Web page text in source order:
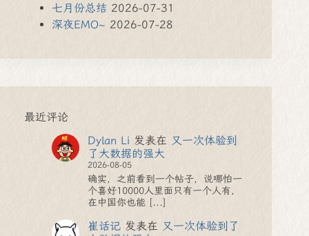
七月份总结 2026-07-31
深夜EMO~ 2026-07-28
最近评论
Dylan Li 发表在 又一次体验到
了大数据的强大
2026-08-05
确实，之前看到一个帖子，说哪怕一
个喜好10000人里面只有一个人有，
在中国你也能 [...]
崔话记 发表在 又一次体验到了